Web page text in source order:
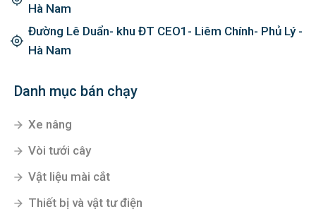
Hà Nam
Đường Lê Duẩn- khu ĐT CEO1- Liêm Chính- Phủ Lý -
Hà Nam
Danh mục bán chạy
Xe nâng
Vòi tưới cây
Vật liệu mài cắt
Thiết bị và vật tư điện